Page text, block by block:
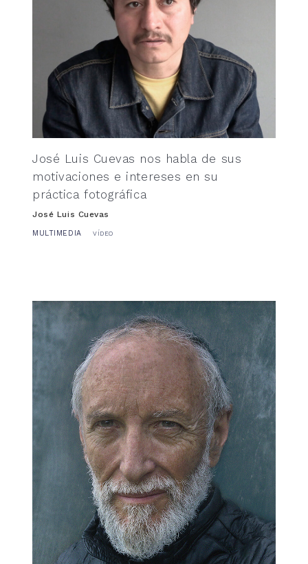
José Luis Cuevas nos habla de sus
motivaciones e intereses en su
práctica fotográfica
José Luis Cuevas
MULTIMEDIA VÍDEO